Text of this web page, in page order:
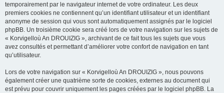
temporairement par le navigateur internet de votre ordinateur. Les deux
premiers cookies ne contiennent qu’un identifiant utilisateur et un identifiant
anonyme de session qui vous sont automatiquement assignés par le logiciel
phpBB. Un troisième cookie sera créé lors de votre navigation sur les sujets de
« Korvigelloù An DROUIZIG », archivant de ce fait tous les sujets que vous
avez consultés et permettant d’améliorer votre confort de navigation en tant
qu’utilisateur.
Lors de votre navigation sur « Korvigelloù An DROUIZIG », nous pouvons
également créer une quatrième sorte de cookies, externes au document qui
est prévu pour couvrir uniquement les pages créées par le logiciel phpBB. La